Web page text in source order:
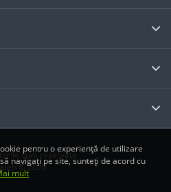
sunt rezervate
© 2026
pentru o experiență de utilizare
navigați pe site, sunteți de acord cu
mult